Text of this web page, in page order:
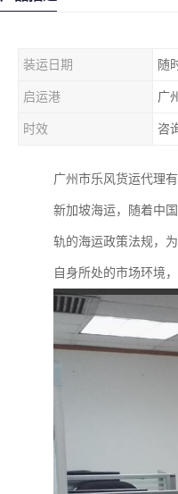
装运日期 随
启运港 广
时效 咨
广州市乐风货运代理
新加坡海运，随着中
轨的海运政策法规，
自身所处的市场环境